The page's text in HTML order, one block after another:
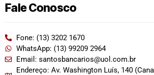
Fale Conosco
Fone: (13) 3202 1670
WhatsApp: (13) 99209 2964
Email: santosbancarios@uol.com.br
Endereço: Av. Washington Luís, 140